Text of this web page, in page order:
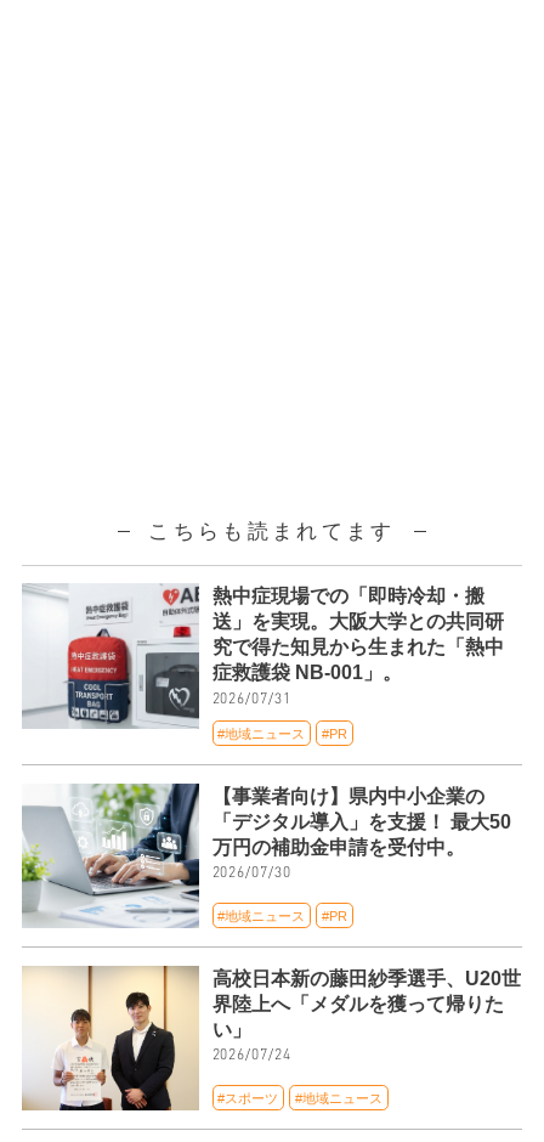
こちらも読まれてます
熱中症現場での「即時冷却・搬
送」を実現。大阪大学との共同研
究で得た知見から生まれた「熱中
症救護袋 NB-001」。
2026/07/31
#地域ニュース #PR
【事業者向け】県内中小企業の
「デジタル導入」を支援！ 最大50
万円の補助金申請を受付中。
2026/07/30
#地域ニュース #PR
高校日本新の藤田紗季選手、U20世
界陸上へ「メダルを獲って帰りた
い」
2026/07/24
#スポーツ #地域ニュース